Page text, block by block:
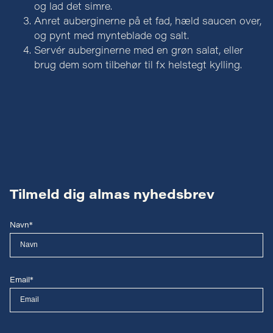
og lad det simre.
Anret auberginerne på et fad, hæld saucen over,
og pynt med mynteblade og salt.
Servér auberginerne med en grøn salat, eller
brug dem som tilbehør til fx helstegt kylling.
Tilmeld dig almas nyhedsbrev
Navn*
Email*